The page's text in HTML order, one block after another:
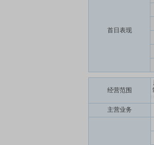
首日表现
经营范围
主营业务